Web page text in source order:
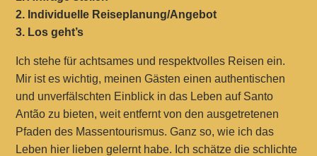
2. Individuelle Reiseplanung/Angebot
3. Los geht’s
Ich stehe für achtsames und respektvolles Reisen ein.
Mir ist es wichtig, meinen Gästen einen authentischen
und unverfälschten Einblick in das Leben auf Santo
Antão zu bieten, weit entfernt von den ausgetretenen
Pfaden des Massentourismus. Ganz so, wie ich das
Leben hier lieben gelernt habe. Ich schätze die schlichte